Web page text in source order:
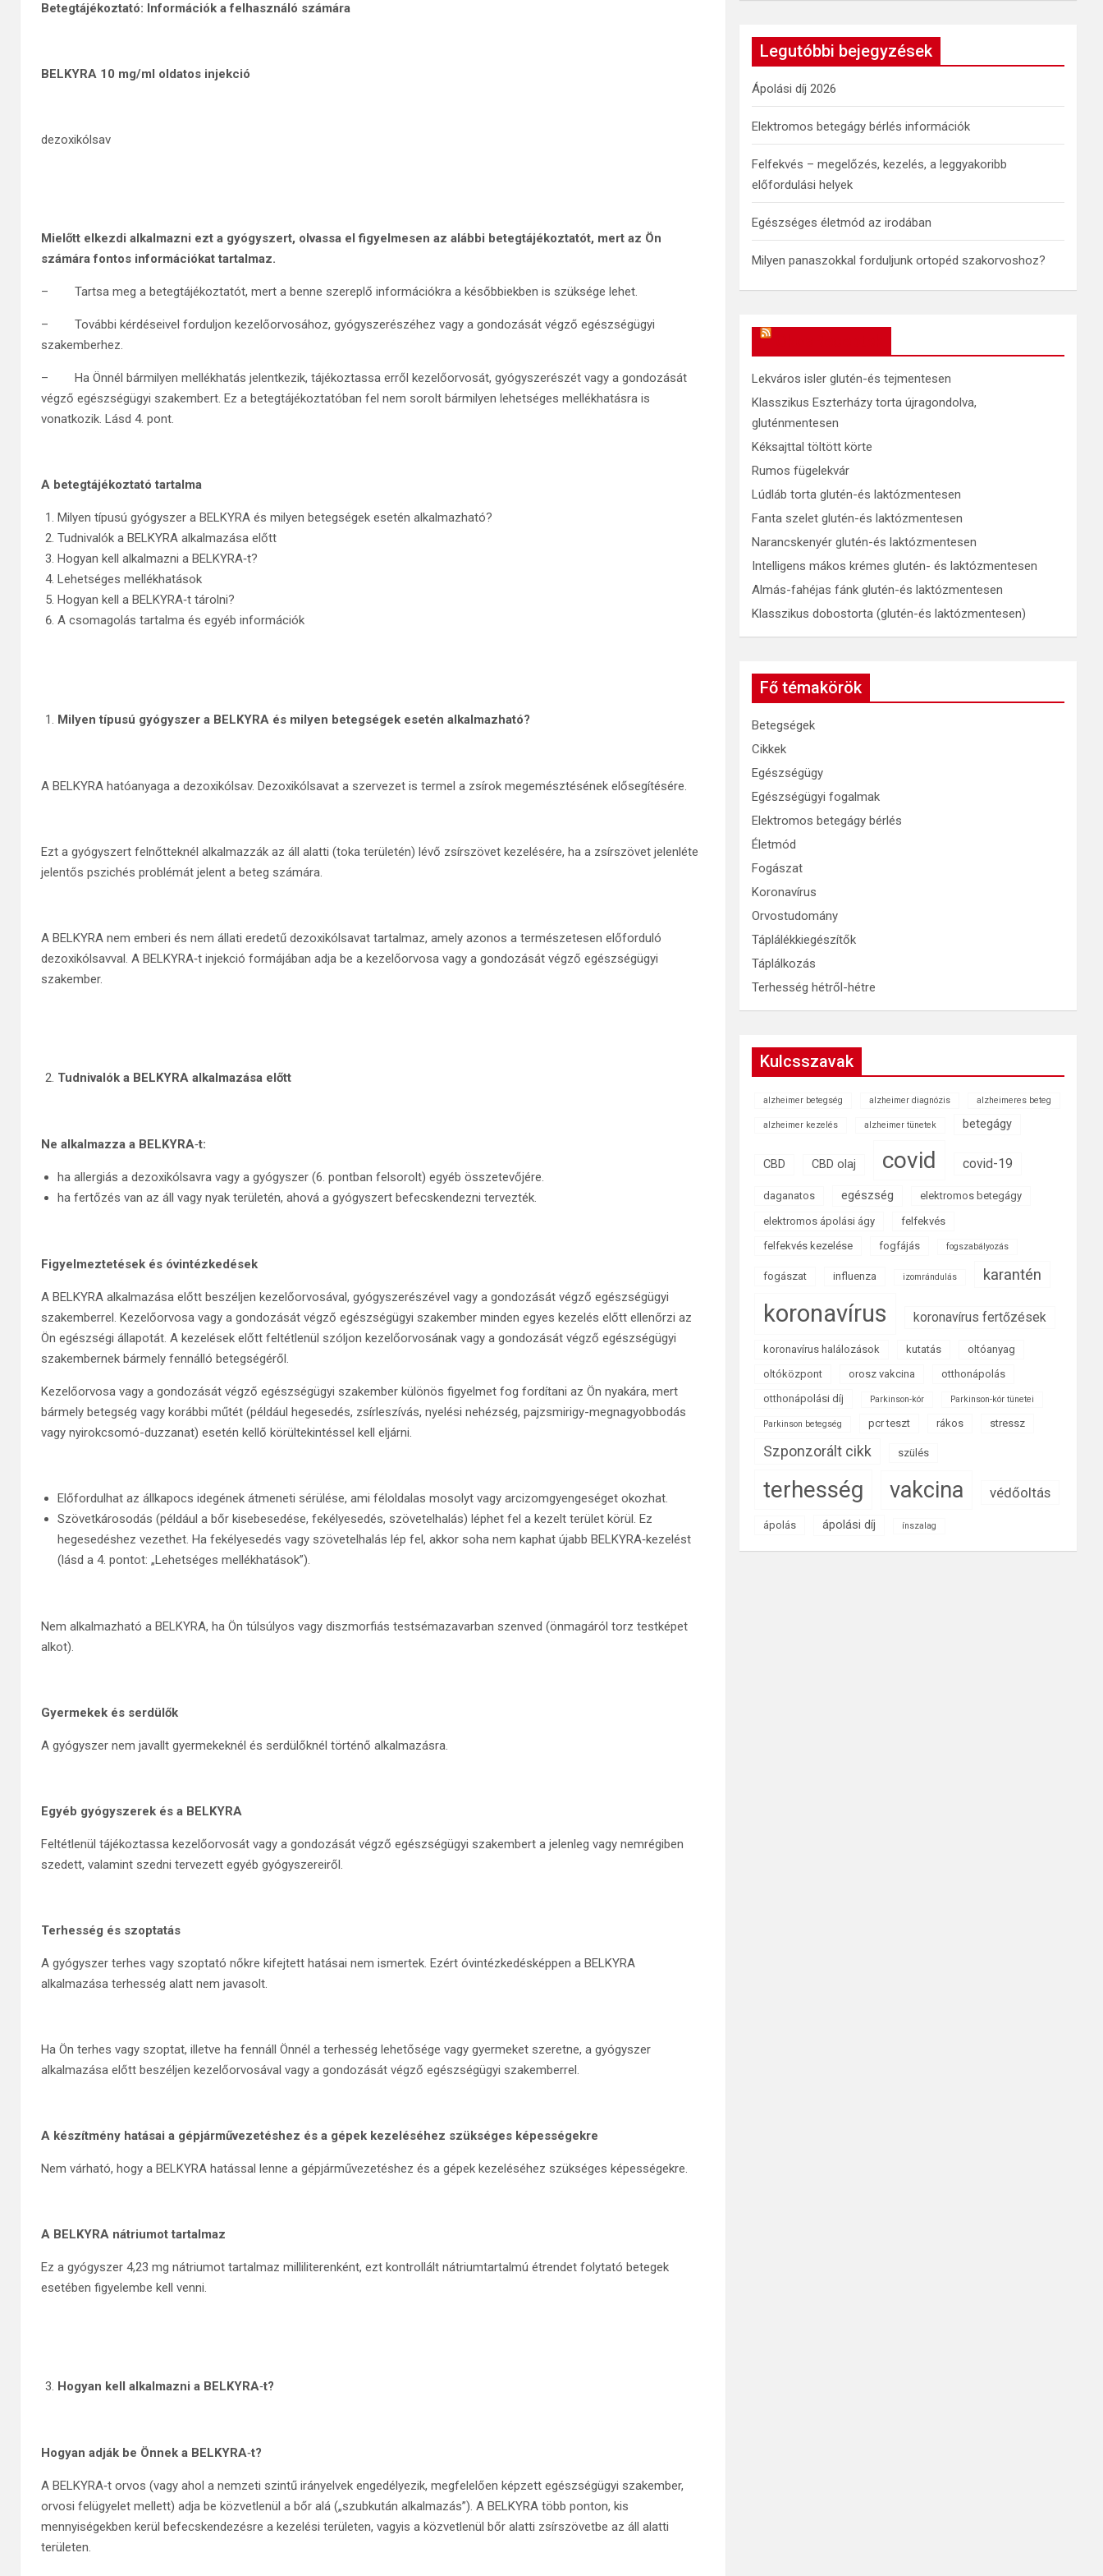
Betegtájékoztató: Információk a felhasználó számára
BELKYRA 10 mg/ml oldatos injekció
dezoxikólsav
Mielőtt elkezdi alkalmazni ezt a gyógyszert, olvassa el figyelmesen az alábbi betegtájékoztatót, mert az Ön
számára fontos információkat tartalmaz.
– Tartsa meg a betegtájékoztatót, mert a benne szereplő információkra a későbbiekben is szüksége lehet.
– További kérdéseivel forduljon kezelőorvosához, gyógyszerészéhez vagy a gondozását végző egészségügyi
szakemberhez.
– Ha Önnél bármilyen mellékhatás jelentkezik, tájékoztassa erről kezelőorvosát, gyógyszerészét vagy a gondozását
végző egészségügyi szakembert. Ez a betegtájékoztatóban fel nem sorolt bármilyen lehetséges mellékhatásra is
vonatkozik. Lásd 4. pont.
A betegtájékoztató tartalma
Milyen típusú gyógyszer a BELKYRA és milyen betegségek esetén alkalmazható?
Tudnivalók a BELKYRA alkalmazása előtt
Hogyan kell alkalmazni a BELKYRA‑t?
Lehetséges mellékhatások
Hogyan kell a BELKYRA‑t tárolni?
A csomagolás tartalma és egyéb információk
Milyen típusú gyógyszer a BELKYRA és milyen betegségek esetén alkalmazható?
A BELKYRA hatóanyaga a dezoxikólsav. Dezoxikólsavat a szervezet is termel a zsírok megemésztésének elősegítésére.
Ezt a gyógyszert felnőtteknél alkalmazzák az áll alatti (toka területén) lévő zsírszövet kezelésére, ha a zsírszövet jelenléte
jelentős pszichés problémát jelent a beteg számára.
A BELKYRA nem emberi és nem állati eredetű dezoxikólsavat tartalmaz, amely azonos a természetesen előforduló
dezoxikólsavval. A BELKYRA‑t injekció formájában adja be a kezelőorvosa vagy a gondozását végző egészségügyi
szakember.
Tudnivalók a BELKYRA alkalmazása előtt
Ne alkalmazza a BELKYRA‑t:
ha allergiás a dezoxikólsavra vagy a gyógyszer (6. pontban felsorolt) egyéb összetevőjére.
ha fertőzés van az áll vagy nyak területén, ahová a gyógyszert befecskendezni tervezték.
Figyelmeztetések és óvintézkedések
A BELKYRA alkalmazása előtt beszéljen kezelőorvosával, gyógyszerészével vagy a gondozását végző egészségügyi
szakemberrel. Kezelőorvosa vagy a gondozását végző egészségügyi szakember minden egyes kezelés előtt ellenőrzi az
Ön egészségi állapotát. A kezelések előtt feltétlenül szóljon kezelőorvosának vagy a gondozását végző egészségügyi
szakembernek bármely fennálló betegségéről.
Kezelőorvosa vagy a gondozását végző egészségügyi szakember különös figyelmet fog fordítani az Ön nyakára, mert
bármely betegség vagy korábbi műtét (például hegesedés, zsírleszívás, nyelési nehézség, pajzsmirigy-megnagyobbodás
vagy nyirokcsomó-duzzanat) esetén kellő körültekintéssel kell eljárni.
Előfordulhat az állkapocs idegének átmeneti sérülése, ami féloldalas mosolyt vagy arcizomgyengeséget okozhat.
Szövetkárosodás (például a bőr kisebesedése, fekélyesedés, szövetelhalás) léphet fel a kezelt terület körül. Ez
hegesedéshez vezethet. Ha fekélyesedés vagy szövetelhalás lép fel, akkor soha nem kaphat újabb BELKYRA‑kezelést
(lásd a 4. pontot: „Lehetséges mellékhatások”).
Nem alkalmazható a BELKYRA, ha Ön túlsúlyos vagy diszmorfiás testsémazavarban szenved (önmagáról torz testképet
alkot).
Gyermekek és serdülők
A gyógyszer nem javallt gyermekeknél és serdülőknél történő alkalmazásra.
Egyéb gyógyszerek és a BELKYRA
Feltétlenül tájékoztassa kezelőorvosát vagy a gondozását végző egészségügyi szakembert a jelenleg vagy nemrégiben
szedett, valamint szedni tervezett egyéb gyógyszereiről.
Terhesség és szoptatás
A gyógyszer terhes vagy szoptató nőkre kifejtett hatásai nem ismertek. Ezért óvintézkedésképpen a BELKYRA
alkalmazása terhesség alatt nem javasolt.
Ha Ön terhes vagy szoptat, illetve ha fennáll Önnél a terhesség lehetősége vagy gyermeket szeretne, a gyógyszer
alkalmazása előtt beszéljen kezelőorvosával vagy a gondozását végző egészségügyi szakemberrel.
A készítmény hatásai a gépjárművezetéshez és a gépek kezeléséhez szükséges képességekre
Nem várható, hogy a BELKYRA hatással lenne a gépjárművezetéshez és a gépek kezeléséhez szükséges képességekre.
A BELKYRA nátriumot tartalmaz
Ez a gyógyszer 4,23 mg nátriumot tartalmaz milliliterenként, ezt kontrollált nátriumtartalmú étrendet folytató betegek
esetében figyelembe kell venni.
Hogyan kell alkalmazni a BELKYRA‑t?
Hogyan adják be Önnek a BELKYRA‑t?
A BELKYRA‑t orvos (vagy ahol a nemzeti szintű irányelvek engedélyezik, megfelelően képzett egészségügyi szakember,
orvosi felügyelet mellett) adja be közvetlenül a bőr alá („szubkután alkalmazás”). A BELKYRA több ponton, kis
mennyiségekben kerül befecskendezésre a kezelési területen, vagyis a közvetlenül bőr alatti zsírszövetbe az áll alatti
területen.
a
h
Legutóbbi bejegyzések
Ápolási díj 2026
Elektromos betegágy bérlés információk
Felfekvés – megelőzés, kezelés, a leggyakoribb
előfordulási helyek
Egészséges életmód az irodában
Milyen panaszokkal forduljunk ortopéd szakorvoshoz?
Lekváros isler glutén-és tejmentesen
Klasszikus Eszterházy torta újragondolva,
gluténmentesen
Kéksajttal töltött körte
Rumos fügelekvár
Lúdláb torta glutén-és laktózmentesen
Fanta szelet glutén-és laktózmentesen
Narancskenyér glutén-és laktózmentesen
Intelligens mákos krémes glutén- és laktózmentesen
Almás-fahéjas fánk glutén-és laktózmentesen
Klasszikus dobostorta (glutén-és laktózmentesen)
Fő témakörök
Betegségek
Cikkek
Egészségügy
Egészségügyi fogalmak
Elektromos betegágy bérlés
Életmód
Fogászat
Koronavírus
Orvostudomány
Táplálékkiegészítők
Táplálkozás
Terhesség hétről-hétre
Kulcsszavak
alzheimer betegség alzheimer diagnózis alzheimeres beteg
alzheimer kezelés alzheimer tünetek betegágy
CBD CBD olaj covid covid-19
daganatos egészség elektromos betegágy
elektromos ápolási ágy
felfekvés
felfekvés kezelése
fogfájás fogszabályozás
fogászat influenza izomrándulás karantén
koronavírus koronavírus fertőzések
koronavírus halálozások kutatás
oltóanyag
oltóközpont
orosz vakcina
otthonápolás
otthonápolási díj
Parkinson-kór Parkinson-kór tünetei
Parkinson betegség pcr teszt rákos stressz
Szponzorált cikk szülés
terhesség vakcina védőoltás
ápolás ápolási díj ínszalag